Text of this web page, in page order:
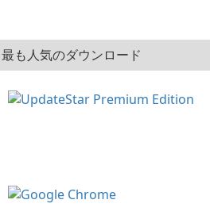
最も人気のダウンロード